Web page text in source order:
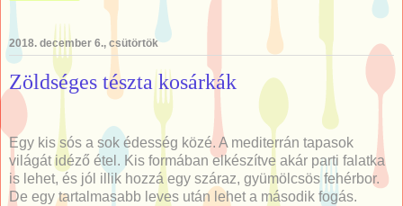
2018. december 6., csütörtök
Zöldséges tészta kosárkák
Egy kis sós a sok édesség közé. A mediterrán tapasok
világát idéző étel. Kis formában elkészítve akár parti falatka
is lehet, és jól illik hozzá egy száraz, gyümölcsös fehérbor.
De egy tartalmasabb leves után lehet a második fogás.